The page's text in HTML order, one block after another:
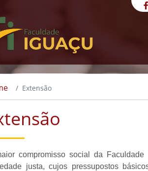
Extensão
compromisso social da
justa, cujos pressupostos